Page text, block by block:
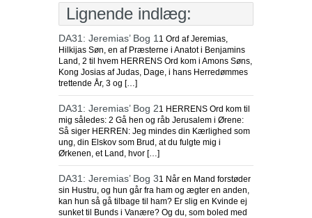
Lignende indlæg:
DA31: Jeremias’ Bog 1 1 Ord af Jeremias,
Hilkijas Søn, en af Præsterne i Anatot i Benjamins
Land, 2 til hvem HERRENS Ord kom i Amons Søns,
Kong Josias af Judas, Dage, i hans Herredømmes
trettende År, 3 og […]
DA31: Jeremias’ Bog 21 HERRENS Ord kom til
mig således: 2 Gå hen og råb Jerusalem i Ørene:
Så siger HERREN: Jeg mindes din Kærlighed som
ung, din Elskov som Brud, at du fulgte mig i
Ørkenen, et Land, hvor […]
DA31: Jeremias’ Bog 31 Når en Mand forstøder
sin Hustru, og hun går fra ham og ægter en anden,
kan hun så gå tilbage til ham? Er slig en Kvinde ej
sunket til Bunds i Vanære? Og du, som boled med